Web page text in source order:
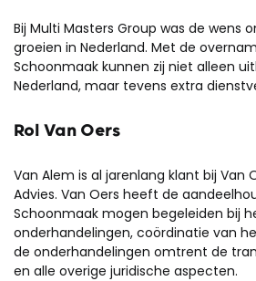
Bij Multi Masters Group was de wens
groeien in Nederland. Met de
Schoonmaak kunnen zij niet alleen
Nederland, maar tevens extra
Rol Van Oers
Van Alem is al jarenlang klant bij Van
Advies. Van Oers heeft de
Schoonmaak mogen begeleiden bij
onderhandelingen, coördinatie van
de onderhandelingen omtrent de
en alle overige juridische aspecten.